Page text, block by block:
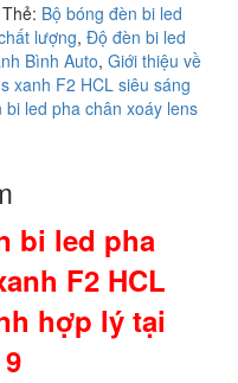
Thẻ: Bộ bóng đèn bi led
lượng, Độ đèn bi led
Bình Auto, Giới thiệu về
xanh F2 HCL siêu sáng
led pha chân xoáy lens
bi led pha
F2 HCL
hợp lý tại